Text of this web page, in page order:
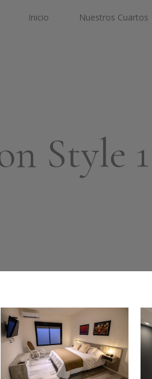
Inicio Nuestros Cuartos
Style